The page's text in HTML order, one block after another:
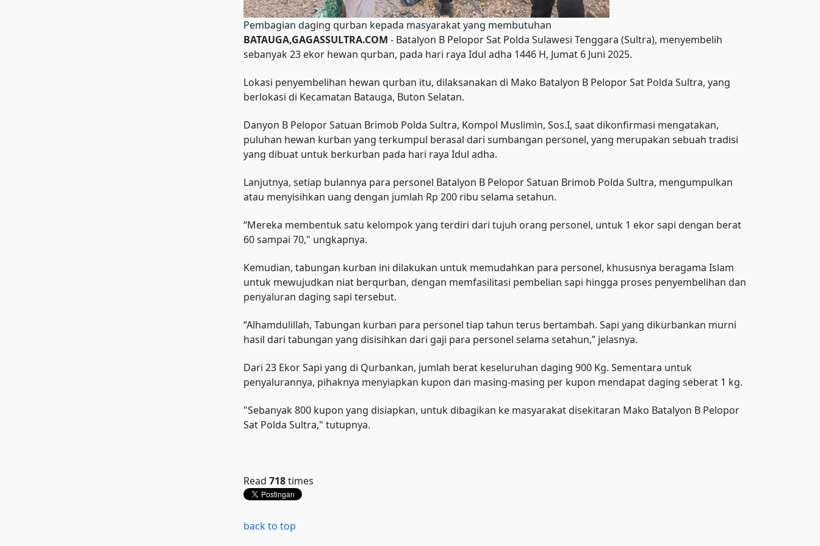
Pembagian daging qurban kepada masyarakat yang membutuhan
BATAUGA,GAGASSULTRA.COM - Batalyon B Pelopor Sat Polda Sulawesi Tenggara (Sultra), menyembelih
sebanyak 23 ekor hewan qurban, pada hari raya Idul adha 1446 H, Jumat 6 Juni 2025.
Lokasi penyembelihan hewan qurban itu, dilaksanakan di Mako Batalyon B Pelopor Sat Polda Sultra, yang
berlokasi di Kecamatan Batauga, Buton Selatan.
Danyon B Pelopor Satuan Brimob Polda Sultra, Kompol Muslimin, Sos.I, saat dikonfirmasi mengatakan,
puluhan hewan kurban yang terkumpul berasal dari sumbangan personel, yang merupakan sebuah tradisi
yang dibuat untuk berkurban pada hari raya Idul adha.
Lanjutnya, setiap bulannya para personel Batalyon B Pelopor Satuan Brimob Polda Sultra, mengumpulkan
atau menyisihkan uang dengan jumlah Rp 200 ribu selama setahun.
“Mereka membentuk satu kelompok yang terdiri dari tujuh orang personel, untuk 1 ekor sapi dengan berat
60 sampai 70," ungkapnya.
Kemudian, tabungan kurban ini dilakukan untuk memudahkan para personel, khususnya beragama Islam
untuk mewujudkan niat berqurban, dengan memfasilitasi pembelian sapi hingga proses penyembelihan dan
penyaluran daging sapi tersebut.
“Alhamdulillah, Tabungan kurban para personel tiap tahun terus bertambah. Sapi yang dikurbankan murni
hasil dari tabungan yang disisihkan dari gaji para personel selama setahun,” jelasnya.
Dari 23 Ekor Sapi yang di Qurbankan, jumlah berat keseluruhan daging 900 Kg. Sementara untuk
penyalurannya, pihaknya menyiapkan kupon dan masing-masing per kupon mendapat daging seberat 1 kg.
"Sebanyak 800 kupon yang disiapkan, untuk dibagikan ke masyarakat disekitaran Mako Batalyon B Pelopor
Sat Polda Sultra," tutupnya.
Read 718times
back to top